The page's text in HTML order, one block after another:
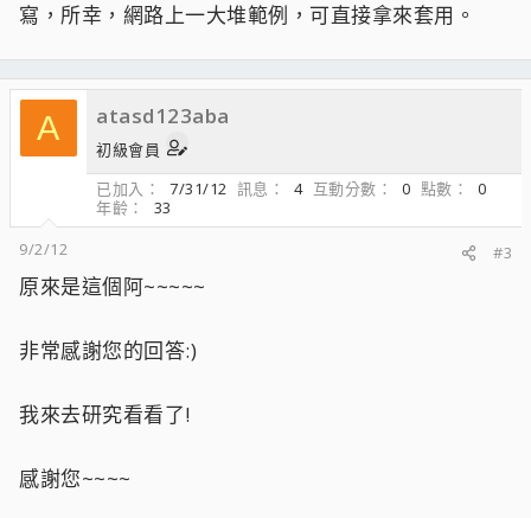
寫，所幸，網路上一大堆範例，可直接拿來套用。
A atasd123aba
初級會員
已加入
7/31/12 訊息 4 互動分數 0 點數
0
年齡
33
9/2/12
#3
原來是這個阿~~~~~
非常感謝您的回答:)
我來去研究看看了!
感謝您~~~~